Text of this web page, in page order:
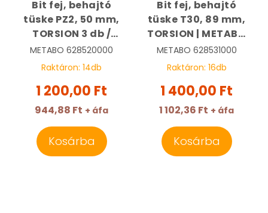
Bit fej, behajtó
tüske PZ2, 50 mm,
TORSION 3 db /
csomag | METABO
628520000
METABO 628520000
Raktáron: 14db
1 200,00 Ft
944,88 Ft + áfa
Kosárba
Bit fej, behajtó
tüske T30, 89 mm,
TORSION | METABO
628531000
METABO 628531000
Raktáron: 16db
1 400,00 Ft
1 102,36 Ft + áfa
Kosárba